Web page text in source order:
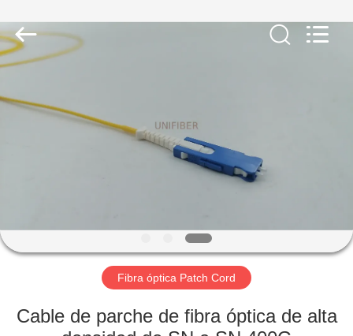
PRODUCTOS
VIAJE
LA
Technology
Co.,Ltd.
All
Rights
Reserved.
Fibra óptica Patch Cord
Cable de parche de fibra óptica de alta